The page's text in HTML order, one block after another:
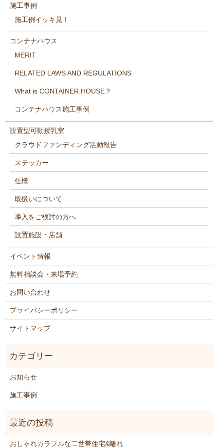
施工事例
施工例イッキ見！
コンテナハウス
MERIT
RELATED LAWS AND REGULATIONS
What is CONTAINER HOUSE？
コンテナハウス施工事例
設置型可動授乳室
クラウドファンディング活動報告
ステッカー
仕様
取扱いについて
導入をご検討の方へ
設置施設・店舗
イベント情報
無料相談会・来場予約
お問い合わせ
プライバシーポリシー
サイトマップ
お知らせ
施工事例
おしゃれカラフルな二世帯住宅&離れ